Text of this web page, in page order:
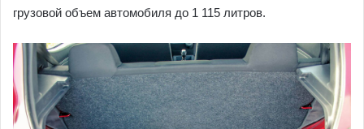
грузовой объем автомобиля до 1 115 литров.